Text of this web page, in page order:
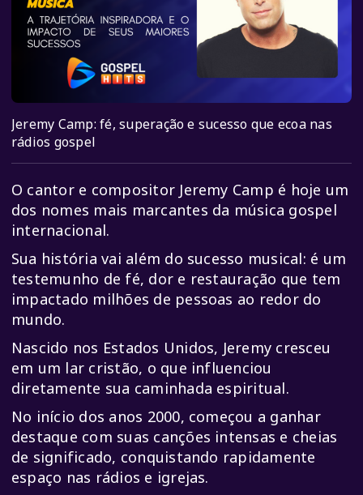
Jeremy Camp: fé, superação e sucesso que ecoa nas
rádios gospel
O cantor e compositor Jeremy Camp é hoje um
dos nomes mais marcantes da música gospel
internacional.
Sua história vai além do sucesso musical: é um
testemunho de fé, dor e restauração que tem
impactado milhões de pessoas ao redor do
mundo.
Nascido nos Estados Unidos, Jeremy cresceu
em um lar cristão, o que influenciou
diretamente sua caminhada espiritual.
No início dos anos 2000, começou a ganhar
destaque com suas canções intensas e cheias
de significado, conquistando rapidamente
espaço nas rádios e igrejas.